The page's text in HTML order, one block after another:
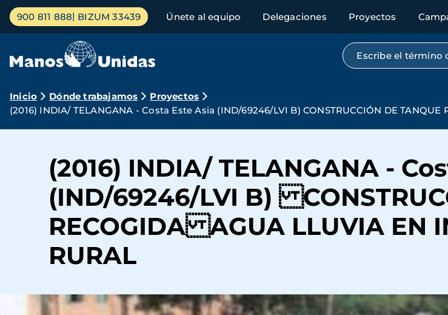
Pasar
contenido
Menú
principal
900 811 888 BIZUM 33439 Únete al equipo Delegaciones Proyectos
Búsqueda por
Ruta
de
Inicio Dónde trabajamos
Proyectos
(2016) INDIA/ TELANGANA - Costa Este Asia (IND/69246/LVI B) CONSTRUCCIÓN DE
(2016) INDIA/ TELANGANA -
(IND/69246/LVI B)
RECOGIDA AGUA LLUVIA EN
RURAL